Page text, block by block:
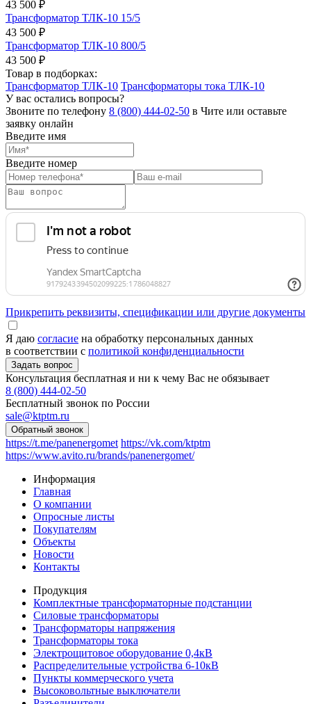
43 500 ₽
Трансформатор ТЛК-10 15/5
43 500 ₽
Трансформатор ТЛК-10 800/5
43 500 ₽
Товар в подборках:
Трансформатор ТЛК-10 Трансформаторы тока ТЛК-10
У вас остались вопросы?
Звоните по телефону 8 (800) 444-02-50 в Чите или оставьте
заявку онлайн
Введите имя
Введите номер
Прикрепить реквизиты, спецификации или другие документы
Я даю согласие на обработку персональных данных
в соответствии с политикой конфиденциальности
Консультация бесплатная и ни к чему Вас не обязывает
8 (800) 444-02-50
Бесплатный звонок по России
sale@ktptm.ru
https://t.me/panenergomet https://vk.com/ktptm
https://www.avito.ru/brands/panenergomet/
Информация
Главная
О компании
Опросные листы
Покупателям
Объекты
Новости
Контакты
Продукция
Комплектные трансформаторные подстанции
Силовые трансформаторы
Трансформаторы напряжения
Трансформаторы тока
Электрощитовое оборудование 0,4кВ
Распределительные устройства 6-10кВ
Пункты коммерческого учета
Высоковольтные выключатели